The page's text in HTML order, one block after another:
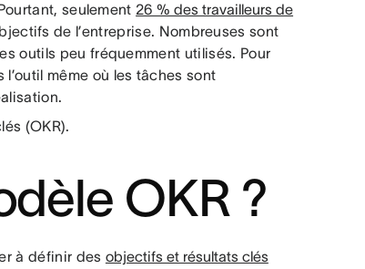
seulement 26 % des travailleurs de
de l’entreprise. Nombreuses sont
outils peu fréquemment utilisés. Pour
même où les tâches sont
(OKR).
OKR ?
à définir des objectifs et résultats clés